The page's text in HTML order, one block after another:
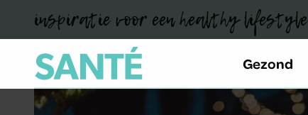
inspiratie voor een healthy lifestyle
Gezond